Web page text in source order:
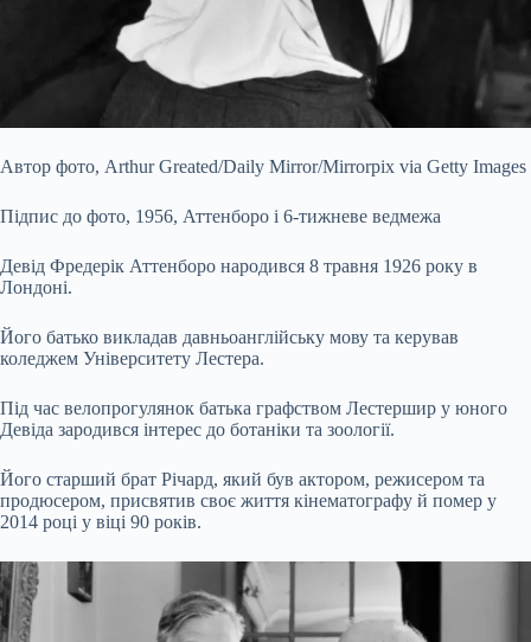
Автор фото, Arthur Greated/Daily Mirror/Mirrorpix via Getty Images
Підпис до фото, 1956, Аттенборо і 6-тижневе ведмежа
Девід Фредерік Аттенборо народився 8 травня 1926 року в
Лондоні.
Його батько викладав давньоанглійську мову та керував
коледжем Університету Лестера.
Під час велопрогулянок батька графством Лестершир у юного
Девіда зародився інтерес до ботаніки та зоології.
Його старший брат Річард, який був актором, режисером та
продюсером, присвятив своє життя кінематографу й помер у
2014 році у віці 90 років.